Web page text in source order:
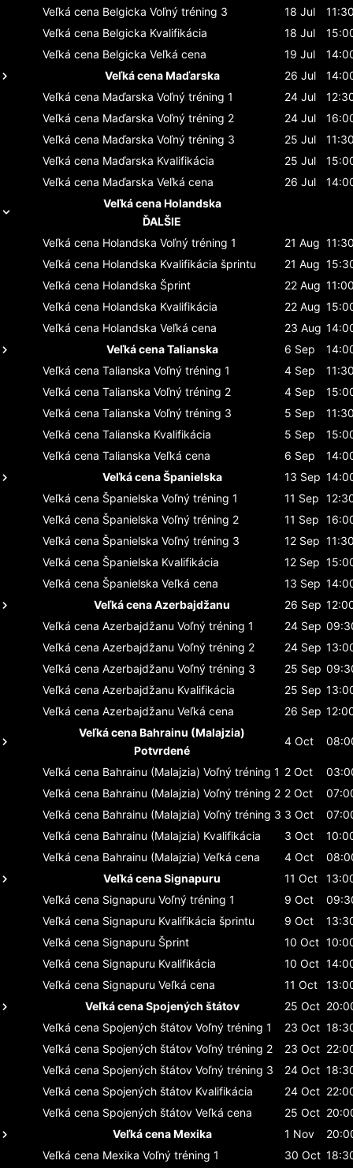
Veľká cena Belgicka Voľný tréning 3 18 Jul
11:30
Veľká cena Belgicka Kvalifikácia 18 Jul
Veľká cena Belgicka Veľká cena 19 Jul
Veľká cena Maďarska
26 Jul
Veľká cena Maďarska Voľný tréning 1 24 Jul
Veľká cena Maďarska Voľný tréning 2 24 Jul
Veľká cena Maďarska Voľný tréning 3 25 Jul
11:30
Veľká cena Maďarska Kvalifikácia 25 Jul
Veľká cena Maďarska Veľká cena 26 Jul
Veľká cena Holandska
ĎALŠIE
Veľká cena Holandska Voľný tréning 1 21 Aug 11:30
Veľká cena Holandska Kvalifikácia šprintu 21 Aug
Veľká cena Holandska Šprint 22 Aug 11:00
Veľká cena Holandska Kvalifikácia 22 Aug
Veľká cena Holandska Veľká cena 23 Aug
Veľká cena Talianska
6 Sep
Veľká cena Talianska Voľný tréning 1 4 Sep
11:30
Veľká cena Talianska Voľný tréning 2 4 Sep
Veľká cena Talianska Voľný tréning 3 5 Sep
11:30
Veľká cena Talianska Kvalifikácia 5 Sep
Veľká cena Talianska Veľká cena 6 Sep
Veľká cena Španielska
13 Sep
Veľká cena Španielska Voľný tréning 1 11 Sep
Veľká cena Španielska Voľný tréning 2 11 Sep
Veľká cena Španielska Voľný tréning 3 12 Sep 11:30
Veľká cena Španielska Kvalifikácia 12 Sep
Veľká cena Španielska Veľká cena 13 Sep
Veľká cena Azerbajdžanu
26 Sep
Veľká cena Azerbajdžanu Voľný tréning 1 24 Sep
Veľká cena Azerbajdžanu Voľný tréning 2 24 Sep
Veľká cena Azerbajdžanu Voľný tréning 3 25 Sep
Veľká cena Azerbajdžanu Kvalifikácia 25 Sep
Veľká cena Azerbajdžanu Veľká cena 26 Sep
Veľká cena Bahrainu (Malajzia)
Potvrdené
4 Oct
Veľká cena Bahrainu (Malajzia) Voľný tréning 1 2 Oct
Veľká cena Bahrainu (Malajzia) Voľný tréning 2 2 Oct
Veľká cena Bahrainu (Malajzia) Voľný tréning 3 3 Oct
Veľká cena Bahrainu (Malajzia) Kvalifikácia 3 Oct
Veľká cena Bahrainu (Malajzia) Veľká cena 4 Oct
Veľká cena Signapuru
11 Oct
Veľká cena Signapuru Voľný tréning 1 9 Oct
Veľká cena Signapuru Kvalifikácia šprintu 9 Oct
Veľká cena Signapuru Šprint 10 Oct
Veľká cena Signapuru Kvalifikácia 10 Oct
Veľká cena Signapuru Veľká cena 11 Oct
Veľká cena Spojených štátov
25 Oct
Veľká cena Spojených štátov Voľný tréning 1 23 Oct
Veľká cena Spojených štátov Voľný tréning 2 23 Oct
Veľká cena Spojených štátov Voľný tréning 3 24 Oct
Veľká cena Spojených štátov Kvalifikácia 24 Oct
Veľká cena Spojených štátov Veľká cena 25 Oct
Veľká cena Mexika
1 Nov
Veľká cena Mexika Voľný tréning 1 30 Oct